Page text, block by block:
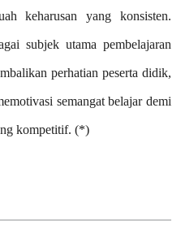
keharusan yang konsisten.
subjek utama pembelajaran
perhatian peserta didik,
semangat belajar demi
kompetitif. (*)